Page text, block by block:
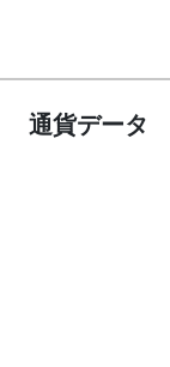
通貨データ